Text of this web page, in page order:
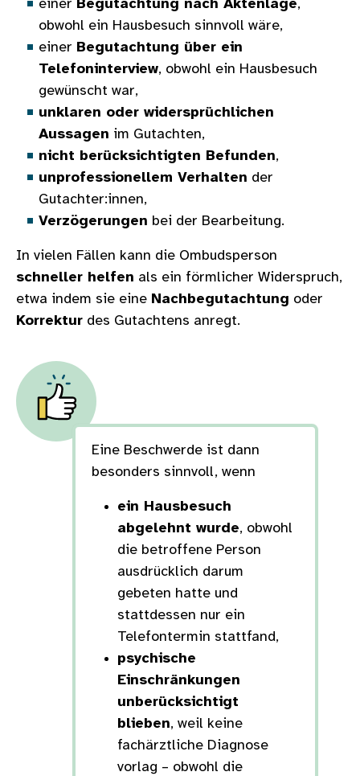
einer Begutachtung nach Aktenlage,
obwohl ein Hausbesuch sinnvoll wäre,
einer Begutachtung über ein
Telefoninterview, obwohl ein Hausbesuch
gewünscht war,
unklaren oder widersprüchlichen
Aussagen im Gutachten,
nicht berücksichtigten Befunden,
unprofessionellem Verhalten der
Gutachter:innen,
Verzögerungen bei der Bearbeitung.
In vielen Fällen kann die Ombudsperson
schneller helfen als ein förmlicher Widerspruch,
etwa indem sie eine Nachbegutachtung oder
Korrektur des Gutachtens anregt.
Eine Beschwerde ist dann
besonders sinnvoll, wenn
ein Hausbesuch
abgelehnt wurde, obwohl
die betroffene Person
ausdrücklich darum
gebeten hatte und
stattdessen nur ein
Telefontermin stattfand,
psychische
Einschränkungen
unberücksichtigt
blieben, weil keine
fachärztliche Diagnose
vorlag – obwohl die